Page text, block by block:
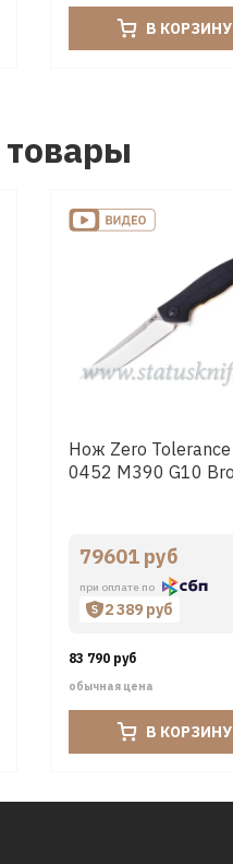
В КОРЗИНУ
Нож Zero Tolerance
0452 М390 G10
79601 руб
при оплате по
2 389 руб
83 790 руб
обычная цена
В КОРЗИНУ